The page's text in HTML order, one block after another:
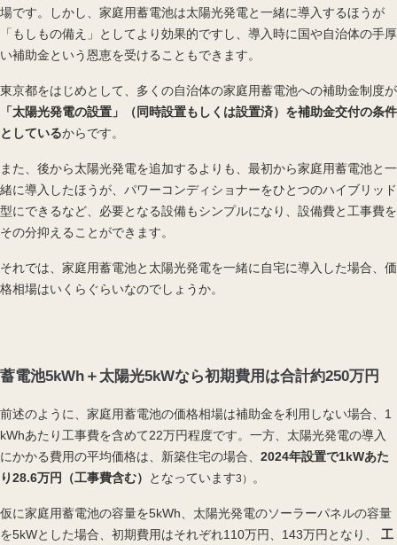
場です。しかし、家庭用蓄電池は太陽光発電と一緒に導入するほうが
「もしもの備え」としてより効果的ですし、導入時に国や自治体の手厚
い補助金という恩恵を受けることもできます。
東京都をはじめとして、多くの自治体の家庭用蓄電池への補助金制度が
「太陽光発電の設置」（同時設置もしくは設置済）を補助金交付の条件
としているからです。
また、後から太陽光発電を追加するよりも、最初から家庭用蓄電池と一
緒に導入したほうが、パワーコンディショナーをひとつのハイブリッド
型にできるなど、必要となる設備もシンプルになり、設備費と工事費を
その分抑えることができます。
それでは、家庭用蓄電池と太陽光発電を一緒に自宅に導入した場合、価
格相場はいくらぐらいなのでしょうか。
蓄電池5kWh＋太陽光5kWなら初期費用は合計約250万円
前述のように、家庭用蓄電池の価格相場は補助金を利用しない場合、1
kWhあたり工事費を含めて22万円程度です。一方、太陽光発電の導入
にかかる費用の平均価格は、新築住宅の場合、 2024年設置で1kWあた
り28.6万円（工事費含む）
となっています3） 。
仮に家庭用蓄電池の容量を5kWh、太陽光発電のソーラーパネルの容量
を5kWとした場合、初期費用はそれぞれ110万円、143万円となり、 工